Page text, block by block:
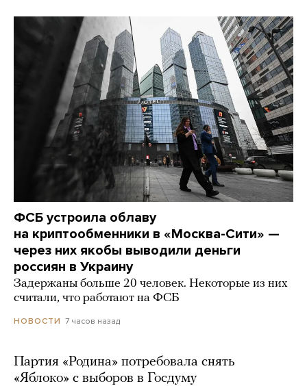
ФСБ устроила облаву
на криптообменники в «Москва-Сити» —
через них якобы выводили деньги
россиян в Украину
Задержаны больше 20 человек. Некоторые из них
считали, что работают на ФСБ
НОВОСТИ 7 часов назад
Партия «Родина» потребовала снять
«Яблоко» с выборов в Госдуму